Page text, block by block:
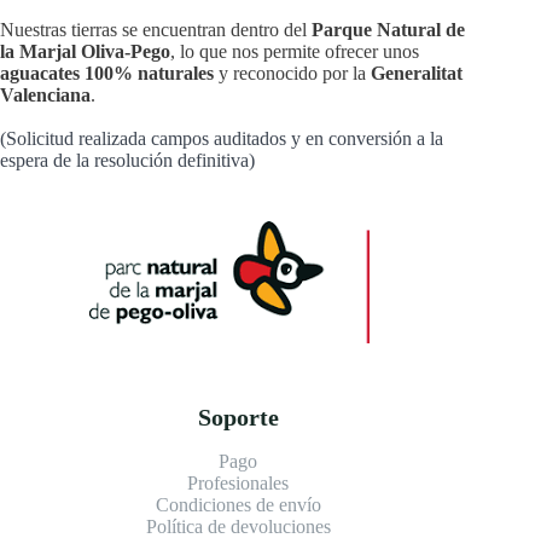
Nuestras tierras se encuentran dentro del Parque Natural de
la Marjal Oliva-Pego, lo que nos permite ofrecer unos
aguacates 100% naturales y reconocido por la Generalitat
Valenciana.
(Solicitud realizada campos auditados y en conversión a la
espera de la resolución definitiva)
Soporte
Pago
Profesionales
Condiciones de envío
Política de devoluciones